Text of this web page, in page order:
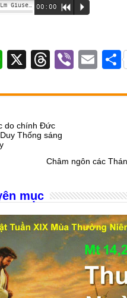
00:00 R P
W
at
A
X
T
e
d
s
Vi
er
E
ail
S
do chính Đức
Thống sáng
Châm ngôn các
mục